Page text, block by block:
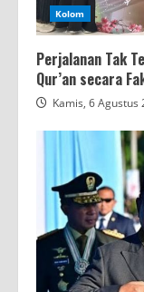
Kolom
Perjalanan Tak
Qur’an secara
Kamis, 6 Agustus